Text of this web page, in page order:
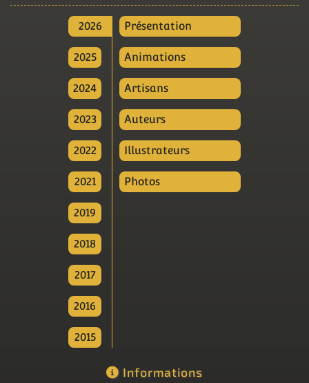
2026
2025
2024
2023
2022
2021
2019
2018
2017
2016
2015
Présentation
Animations
Artisans
Auteurs
Illustrateurs
Photos
Informations